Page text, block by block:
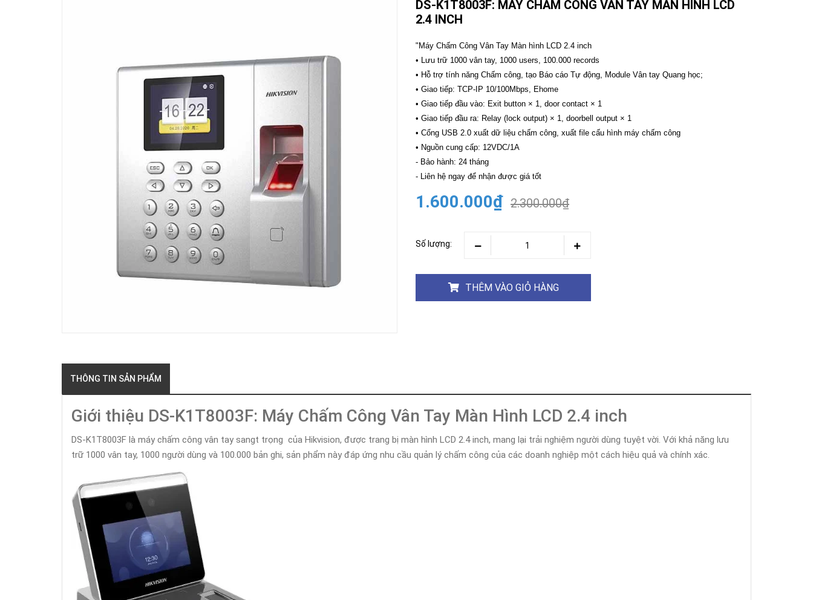
CAMERA
ĐỘNG
Camera
Hikvision
Camera
THIẾT
HỌP
TRỰC
TUYẾN
Maxhub
Màn
hình
M27
THÔNG
Khóa
Faster
FASTER
HUAWEI
DS-K1T8003F: MÁY CHẤM CÔNG VÂN TAY MÀN HÌNH LCD
2.4 INCH
"Máy Chấm Công Vân Tay Màn hình LCD 2.4 inch
• Lưu trữ 1000 vân tay, 1000 users, 100.000 records
• Hỗ trợ tính năng Chấm công, tạo Báo cáo Tự động, Module Vân tay Quang học;
• Giao tiếp: TCP-IP 10/100Mbps, Ehome
• Giao tiếp đầu vào: Exit button × 1, door contact × 1
• Giao tiếp đầu ra: Relay (lock output) × 1, doorbell output × 1
• Cổng USB 2.0 xuất dữ liệu chấm công, xuất file cấu hình máy chấm công
• Nguồn cung cấp: 12VDC/1A
- Bảo hành: 24 tháng
- Liên hệ ngay để nhận được giá tốt
1.600.000₫ 2.300.000₫
Số lượng:
THÊM VÀO GIỎ HÀNG
THÔNG TIN SẢN PHẨM
Giới thiệu DS-K1T8003F: Máy Chấm Công Vân Tay Màn Hình LCD 2.4 inch
DS-K1T8003F là máy chấm công vân tay sangt trọng của Hikvision, được trang bị màn hình LCD 2.4 inch, mang lại trải nghiệm người dùng tuyệt vời. Với khả năng lưu
trữ 1000 vân tay, 1000 người dùng và 100.000 bản ghi, sản phẩm này đáp ứng nhu cầu quản lý chấm công của các doanh nghiệp một cách hiệu quả và chính xác.